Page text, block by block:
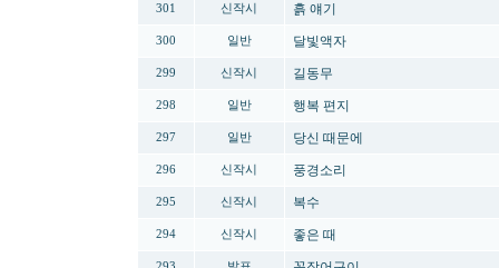
301 신작시 흙 얘기
300 일반 달빛액자
299 신작시 길동무
298 일반 행복 편지
297 일반 당신 때문에
296 신작시 풍경소리
295 신작시 복수
294 신작시 좋은 때